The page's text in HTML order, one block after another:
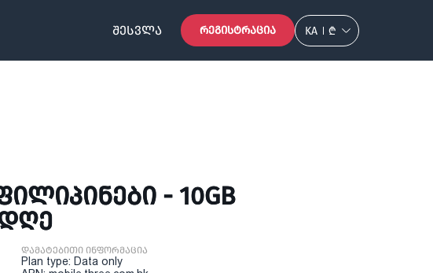
ᲨᲔᲡᲕᲚᲐ ᲠᲔᲒᲘᲡᲢᲠᲐᲪᲘᲐ KA ₾
- 10GB
დამატებითი ინფორმაცია
Plan type: Data only